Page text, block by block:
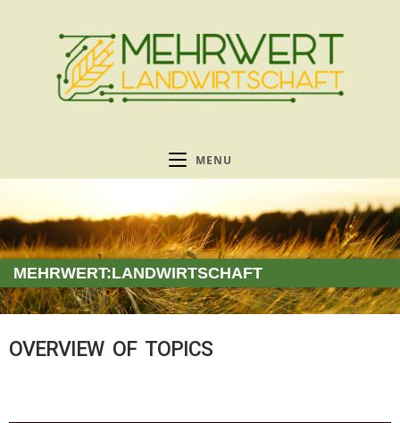
MENU
MEHRWERT:LANDWIRTSCHAFT
OVERVIEW OF TOPICS